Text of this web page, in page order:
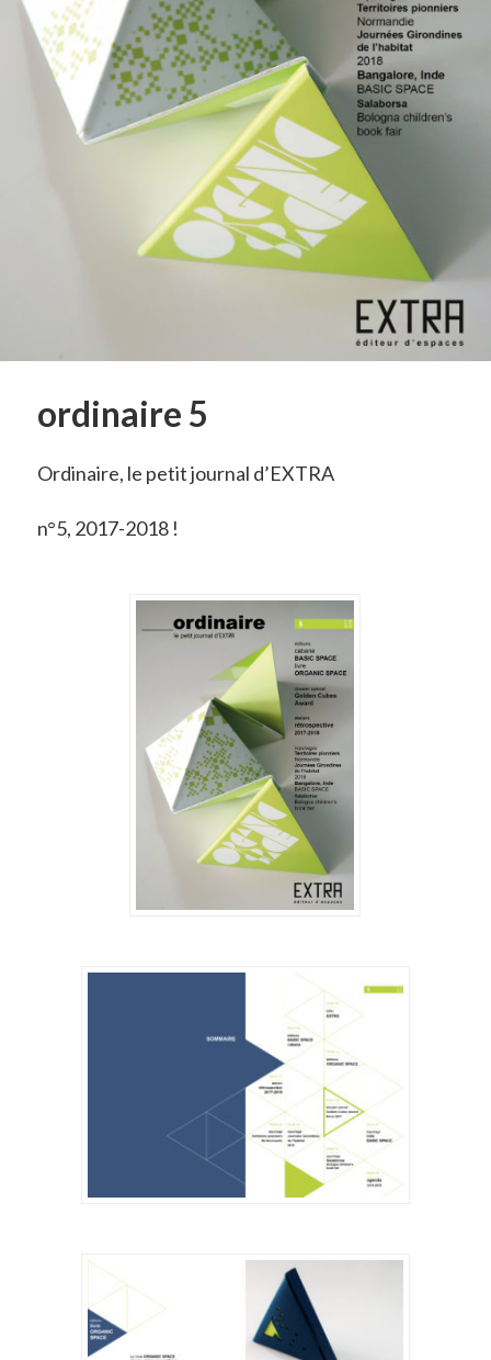
ordinaire 5
Ordinaire, le petit journal d’EXTRA
n°5, 2017-2018 !